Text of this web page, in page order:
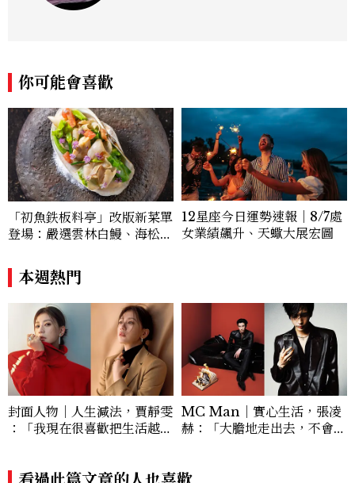
你可能會喜歡
「初魚鉄板料亭」改版新菜單
登場：嚴選雲林白鰻、海松貝
級優惠
12星座今日運勢速報｜8/7處
女業績飆升、天蠍大展宏圖
本週熱門
封面人物｜人生減法，賈靜雯
：「我現在很喜歡把生活越過
MC Man｜實心生活，張凌
赫：「大膽地走出去，不會後